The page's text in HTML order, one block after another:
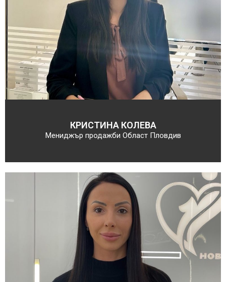
КРИСТИНА КОЛЕВА
Мениджър продажби Област Пловдив